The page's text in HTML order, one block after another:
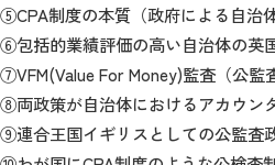
⑤CPA制度の本質（政府による自治
⑥包括的業績評価の高い自治体の英
⑦VFM(Value For Money)監査（公監
⑧両政策が自治体におけるアカウン
⑨連合王国イギリスとしての公監査